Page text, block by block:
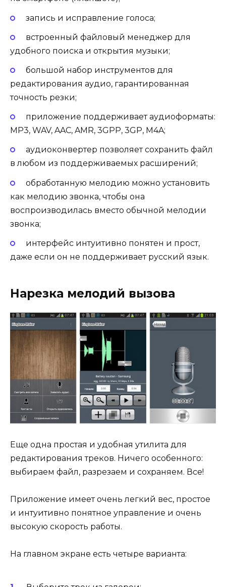
запись и исправление голоса;
встроенный файловый менеджер для
удобного поиска и открытия музыки;
большой набор инструментов для
редактирования аудио, гарантированная
точность резки;
приложение поддерживает аудиоформаты:
MP3, WAV, AAC, AMR, 3GPP, 3GP, M4A;
аудиоконвертер позволяет сохранить файл
в любом из поддерживаемых расширений;
обработанную мелодию можно установить
как мелодию звонка, чтобы она
воспроизводилась вместо обычной мелодии
звонка;
интерфейс интуитивно понятен и прост,
даже если он не поддерживает русский язык.
Нарезка мелодий вызова
Еще одна простая и удобная утилита для
редактирования треков. Ничего особенного:
выбираем файл, разрезаем и сохраняем. Все!
Приложение имеет очень легкий вес, простое
и интуитивно понятное управление и очень
высокую скорость работы.
На главном экране есть четыре варианта: